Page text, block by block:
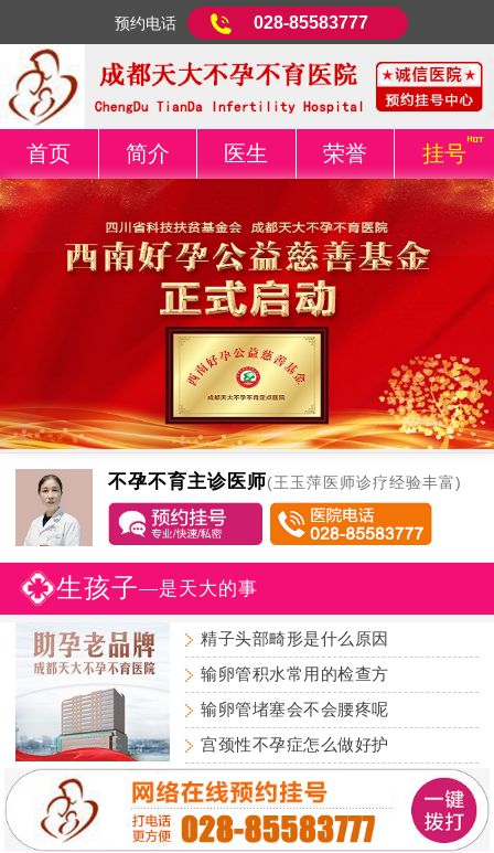
预约电话 028-85583777
首页 简介 医生 荣誉 挂号
不孕不育主诊医师(王玉萍医师诊疗经验丰富)
生孩子—是天大的事
精子头部畸形是什么原因
输卵管积水常用的检查方
输卵管堵塞会不会腰疼呢
宫颈性不孕症怎么做好护